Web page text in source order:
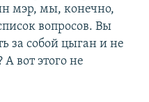
мэр, мы, конечно,
вопросов. Вы
за собой цыган и не
вот этого не